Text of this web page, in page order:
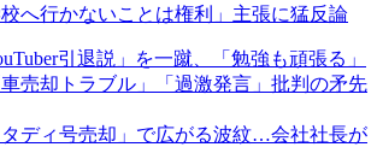
へ行かないことは権利」主張に猛反論
引退説」を一蹴、「勉強も頑張る」
売却トラブル」「過激発言」批判の矛先
ディ号売却」で広がる波紋…会社社長が